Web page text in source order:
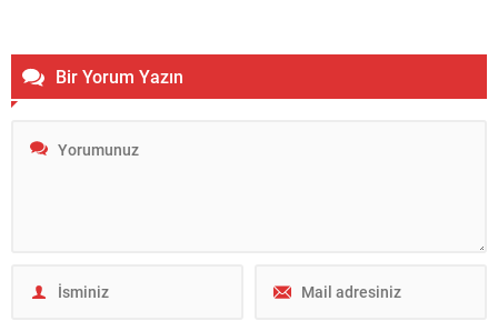
Bir Yorum Yazın